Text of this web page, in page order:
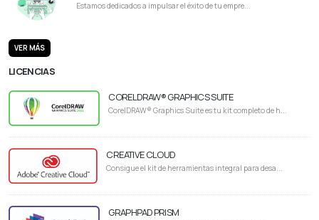
Estamos dedicados a impulsar el éxito de tu empre...
VER MÁS
LICENCIAS
CORELDRAW® GRAPHICS SUITE
CorelDRAW® Graphics Suite es tu kit completo de h...
CREATIVE CLOUD
Consigue el kit de herramientas integral para desa...
GRAPHPAD PRISM